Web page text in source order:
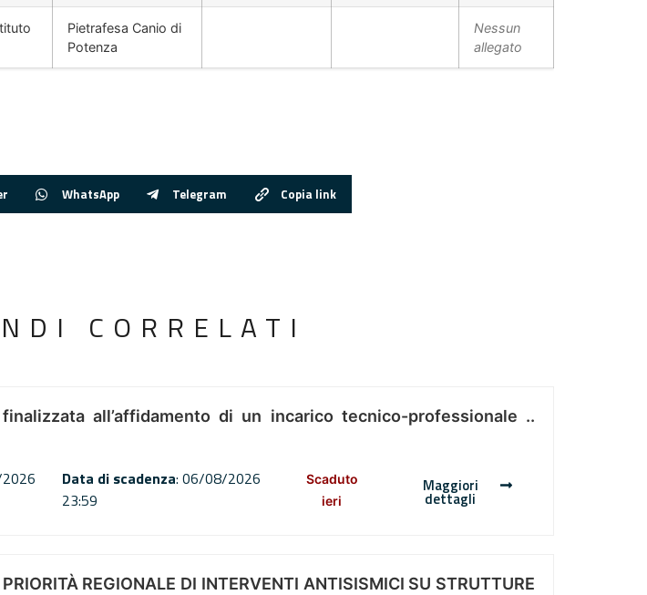
Pietrafesa Canio di
Potenza
Nessun
allegato
WhatsApp Telegram Copia link
CORRELATI
all’affidamento di un incarico tecnico-professionale ..
Data di scadenza: 06/08/2026
23:59
Scaduto
ieri
Maggiori
dettagli
REGIONALE DI INTERVENTI ANTISISMICI SU STRUTTURE